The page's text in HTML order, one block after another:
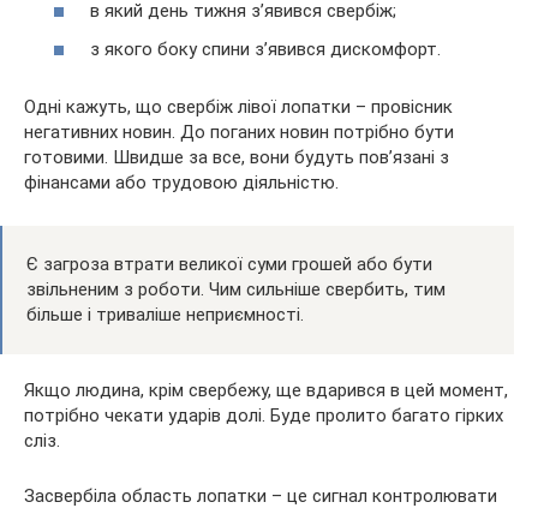
в який день тижня з’явився свербіж;
з якого боку спини з’явився дискомфорт.
Одні кажуть, що свербіж лівої лопатки – провісник
негативних новин. До поганих новин потрібно бути
готовими. Швидше за все, вони будуть пов’язані з
фінансами або трудовою діяльністю.
Є загроза втрати великої суми грошей або бути
звільненим з роботи. Чим сильніше свербить, тим
більше і триваліше неприємності.
Якщо людина, крім свербежу, ще вдарився в цей момент,
потрібно чекати ударів долі. Буде пролито багато гірких
сліз.
Засвербіла область лопатки – це сигнал контролювати